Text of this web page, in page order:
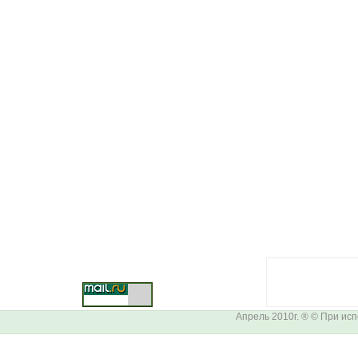
Апрель 2010г. ® © При